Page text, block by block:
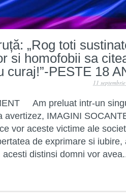
„Rog toti
si homofobii sa
curaj!”-PESTE 18
11
Am preluat intr-un
avertizez, IMAGINI
vor aceste victime ale
de exprimare si
distinsi domni vor